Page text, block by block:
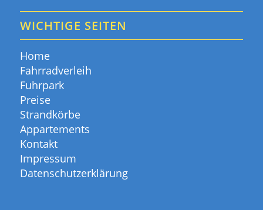
WICHTIGE SEITEN
Home
Fahrradverleih
Fuhrpark
Preise
Strandkörbe
Appartements
Kontakt
Impressum
Datenschutzerklärung